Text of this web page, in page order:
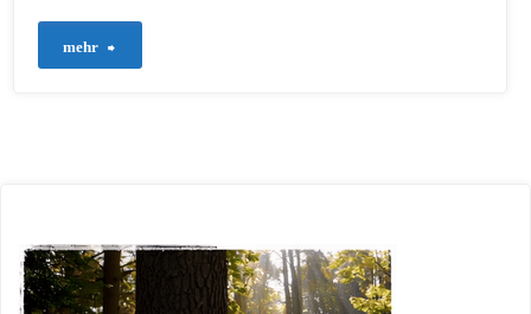
mehr
gestalten"